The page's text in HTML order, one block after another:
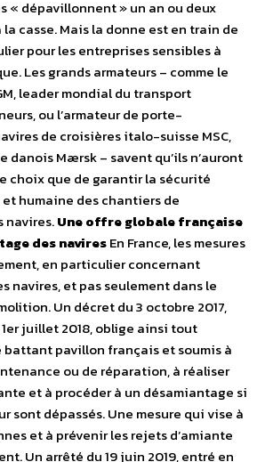
« dépavillonnent » un an ou deux
casse. Mais la donne est en train de
pour les entreprises sensibles à
Les grands armateurs – comme le
leader mondial du transport
ou l’armateur de porte-
de croisières italo-suisse MSC,
danois Mærsk – savent qu’ils n’auront
choix que de garantir la sécurité
humaine des chantiers de
navires.Une offre globale française
des naviresEn France, les mesures
en particulier concernant
navires, et pas seulement dans le
Un décret du 3 octobre 2017,
juillet 2018, oblige ainsi tout
battant pavillon français et soumis à
ou de réparation, à réaliser
et à procéder à un désamiantage si
sont dépassés. Une mesure qui vise à
et à prévenir les rejets d’amiante
Un arrêté du 19 juin 2019, entré en